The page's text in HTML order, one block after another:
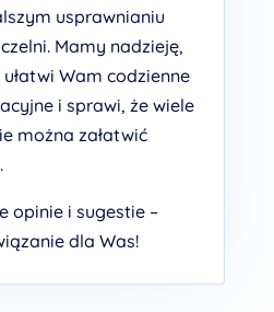
usprawnianiu
Mamy nadzieję,
Wam codzienne
i sprawi, że wiele
można załatwić
opinie i sugestie –
dla Was!